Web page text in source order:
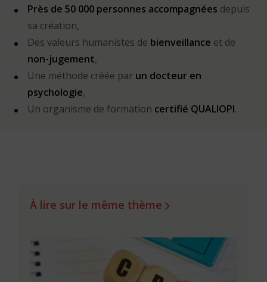
Près de 50 000 personnes accompagnées depuis
sa création,
Des valeurs humanistes de bienveillance et de
non-jugement,
Une méthode créée par un docteur en
psychologie,
Un organisme de formation certifié QUALIOPI.
À lire sur le même thème